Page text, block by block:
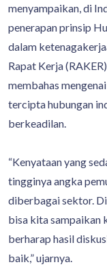
menyampaikan, di
penerapan prinsip
dalam
Rapat Kerja
membahas
tercipta hubungan
berkeadilan.
“Kenyataan yang
tingginya angka
diberbagai sektor.
bisa kita sampaikan
berharap hasil
baik,” ujarnya.